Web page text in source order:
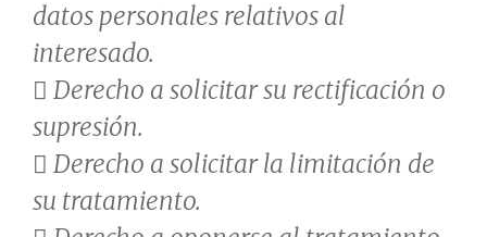
datos personales relativos al
interesado.
 Derecho a solicitar su rectificación o
supresión.
 Derecho a solicitar la limitación de
su tratamiento.